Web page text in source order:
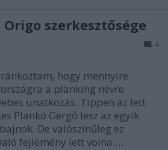
szerkesztősége
4
hogy mennyire
a planking névre
unatkozás. Tippen az lett
Plankó Gergő lesz az egyik
De valószínűleg ez
fejlemény lett volna.…